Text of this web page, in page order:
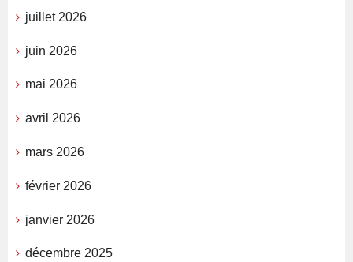
juillet 2026
juin 2026
mai 2026
avril 2026
mars 2026
février 2026
janvier 2026
décembre 2025